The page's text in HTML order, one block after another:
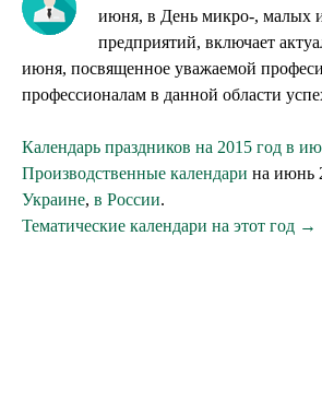
июня, в День микро-, малых
предприятий, включает
июня, посвященное уважаемой
профессионалам в данной области
Календарь праздников на 2015 год в
Производственные календари на июнь
Украине, в России.
Тематические календари на этот год →